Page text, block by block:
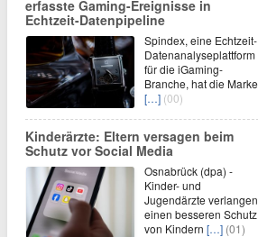
erfasste Gaming-Ereignisse in
Echtzeit-Datenpipeline
Spindex, eine Echtzeit-
Datenanalyseplattform
für die iGaming-
Branche, hat die Marke
[…] (00)
Kinderärzte: Eltern versagen beim
Schutz vor Social Media
Osnabrück (dpa) -
Kinder- und
Jugendärzte verlangen
einen besseren Schutz
von Kindern […] (01)